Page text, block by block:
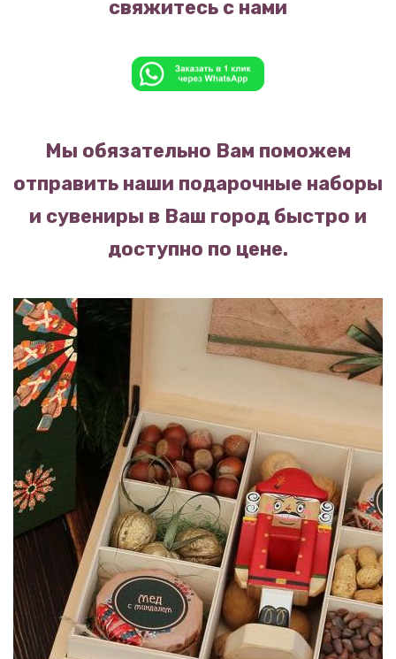
свяжитесь с нами
Мы обязательно Вам поможем
отправить наши подарочные наборы
и сувениры в Ваш город быстро и
доступно по цене.